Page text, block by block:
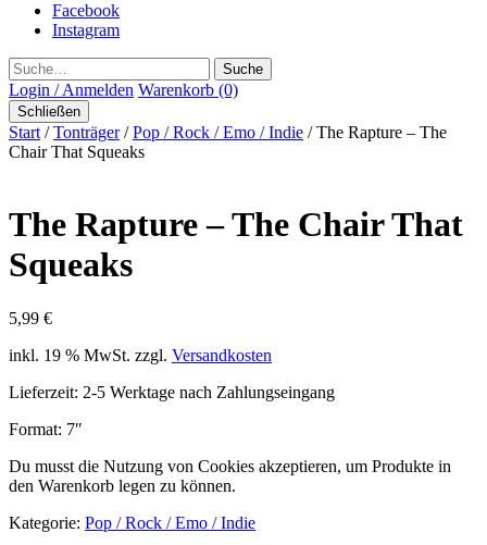
Facebook
Instagram
Suche
Login / Anmelden Warenkorb (0)
Schließen
Start /Tonträger/Pop / Rock / Emo / Indie / The Rapture – The
Chair That Squeaks
The Rapture – The Chair That
Squeaks
5,99 €
inkl. 19 % MwSt. zzgl. Versandkosten
Lieferzeit: 2-5 Werktage nach Zahlungseingang
Format: 7″
Du musst die Nutzung von Cookies akzeptieren, um Produkte in
den Warenkorb legen zu können.
Kategorie: Pop / Rock / Emo / Indie